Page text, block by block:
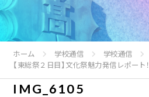
ホーム 学校通信
学校通信
【東総祭２日目】文化祭魅力発信レポート！
IMG_6105